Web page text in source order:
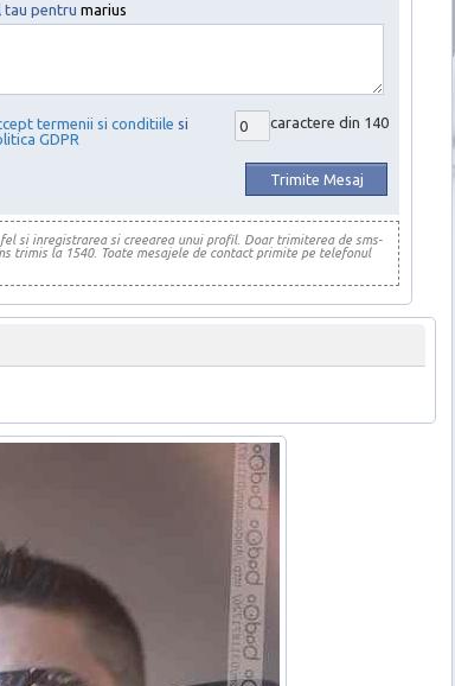
tau pentru marius
termenii si conditiile si
GDPR
caractere din 140
si inregistrarea si creearea unui profil. Doar trimiterea de sms-
trimis la 1540. Toate mesajele de contact primite pe telefonul